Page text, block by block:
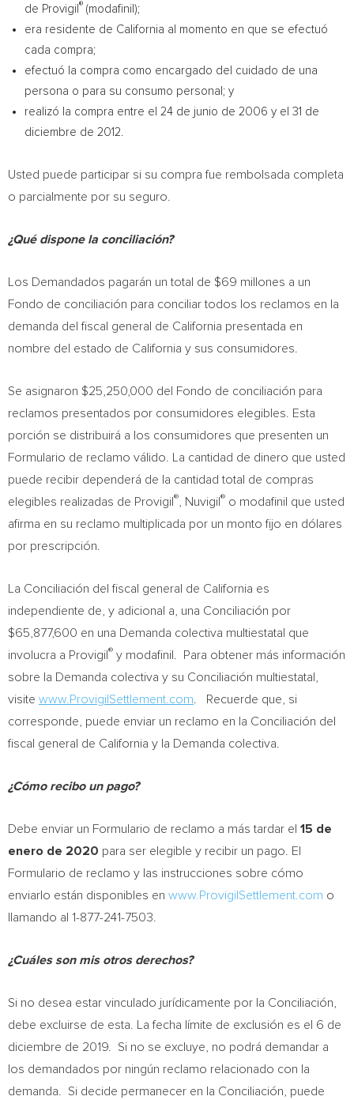
de Provigil ® (modafinil);
era residente de California al momento en que se efectuó
cada compra;
efectuó la compra como encargado del cuidado de una
persona o para su consumo personal; y
realizó la compra entre el 24 de junio de 2006 y el 31 de
diciembre de 2012.
Usted puede participar si su compra fue rembolsada completa
o parcialmente por su seguro.
¿Qué dispone la conciliación?
Los Demandados pagarán un total de $69 millones a un
Fondo de conciliación para conciliar todos los reclamos en la
demanda del fiscal general de California presentada en
nombre del estado de California y sus consumidores.
Se asignaron $25,250,000 del Fondo de conciliación para
reclamos presentados por consumidores elegibles. Esta
porción se distribuirá a los consumidores que presenten un
Formulario de reclamo válido. La cantidad de dinero que usted
puede recibir dependerá de la cantidad total de compras
elegibles realizadas de Provigil ® , Nuvigil ® o modafinil que usted
afirma en su reclamo multiplicada por un monto fijo en dólares
por prescripción.
La Conciliación del fiscal general de California es
independiente de, y adicional a, una Conciliación por
$65,877,600 en una Demanda colectiva multiestatal que
involucra a Provigil ® y modafinil. Para obtener más información
sobre la Demanda colectiva y su Conciliación multiestatal,
visite www.ProvigilSettlement.com . Recuerde que, si
corresponde, puede enviar un reclamo en la Conciliación del
fiscal general de California y la Demanda colectiva.
¿Cómo recibo un pago?
Debe enviar un Formulario de reclamo a más tardar el 15 de
enero de 2020 para ser elegible y recibir un pago. El
Formulario de reclamo y las instrucciones sobre cómo
enviarlo están disponibles en www.ProvigilSettlement.com o
llamando al 1-877-241-7503.
¿Cuáles son mis otros derechos?
Si no desea estar vinculado jurídicamente por la Conciliación,
debe excluirse de esta. La fecha límite de exclusión es el 6 de
diciembre de 2019. Si no se excluye, no podrá demandar a
los demandados por ningún reclamo relacionado con la
demanda. Si decide permanecer en la Conciliación, puede